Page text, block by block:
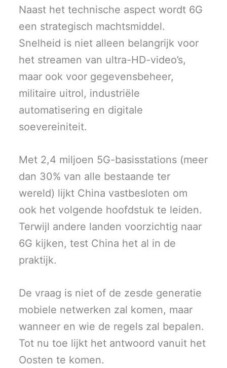
Naast het technische aspect wordt 6G
een strategisch machtsmiddel.
Snelheid is niet alleen belangrijk voor
het streamen van ultra-HD-video’s,
maar ook voor gegevensbeheer,
militaire uitrol, industriële
automatisering en digitale
soevereiniteit.
Met 2,4 miljoen 5G-basisstations (meer
dan 30% van alle bestaande ter
wereld) lijkt China vastbesloten om
ook het volgende hoofdstuk te leiden.
Terwijl andere landen voorzichtig naar
6G kijken, test China het al in de
praktijk.
De vraag is niet of de zesde generatie
mobiele netwerken zal komen, maar
wanneer en wie de regels zal bepalen.
Tot nu toe lijkt het antwoord vanuit het
Oosten te komen.